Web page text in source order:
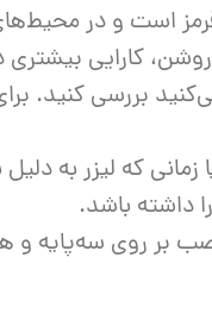
قرمز است و در
کارایی بیشتری
بررسی کنید.
زمانی که لیزر به
داشته باشد.
بر روی سه‌پایه و